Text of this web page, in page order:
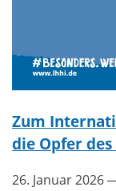
Zum
die Opfer
26. Januar 2026